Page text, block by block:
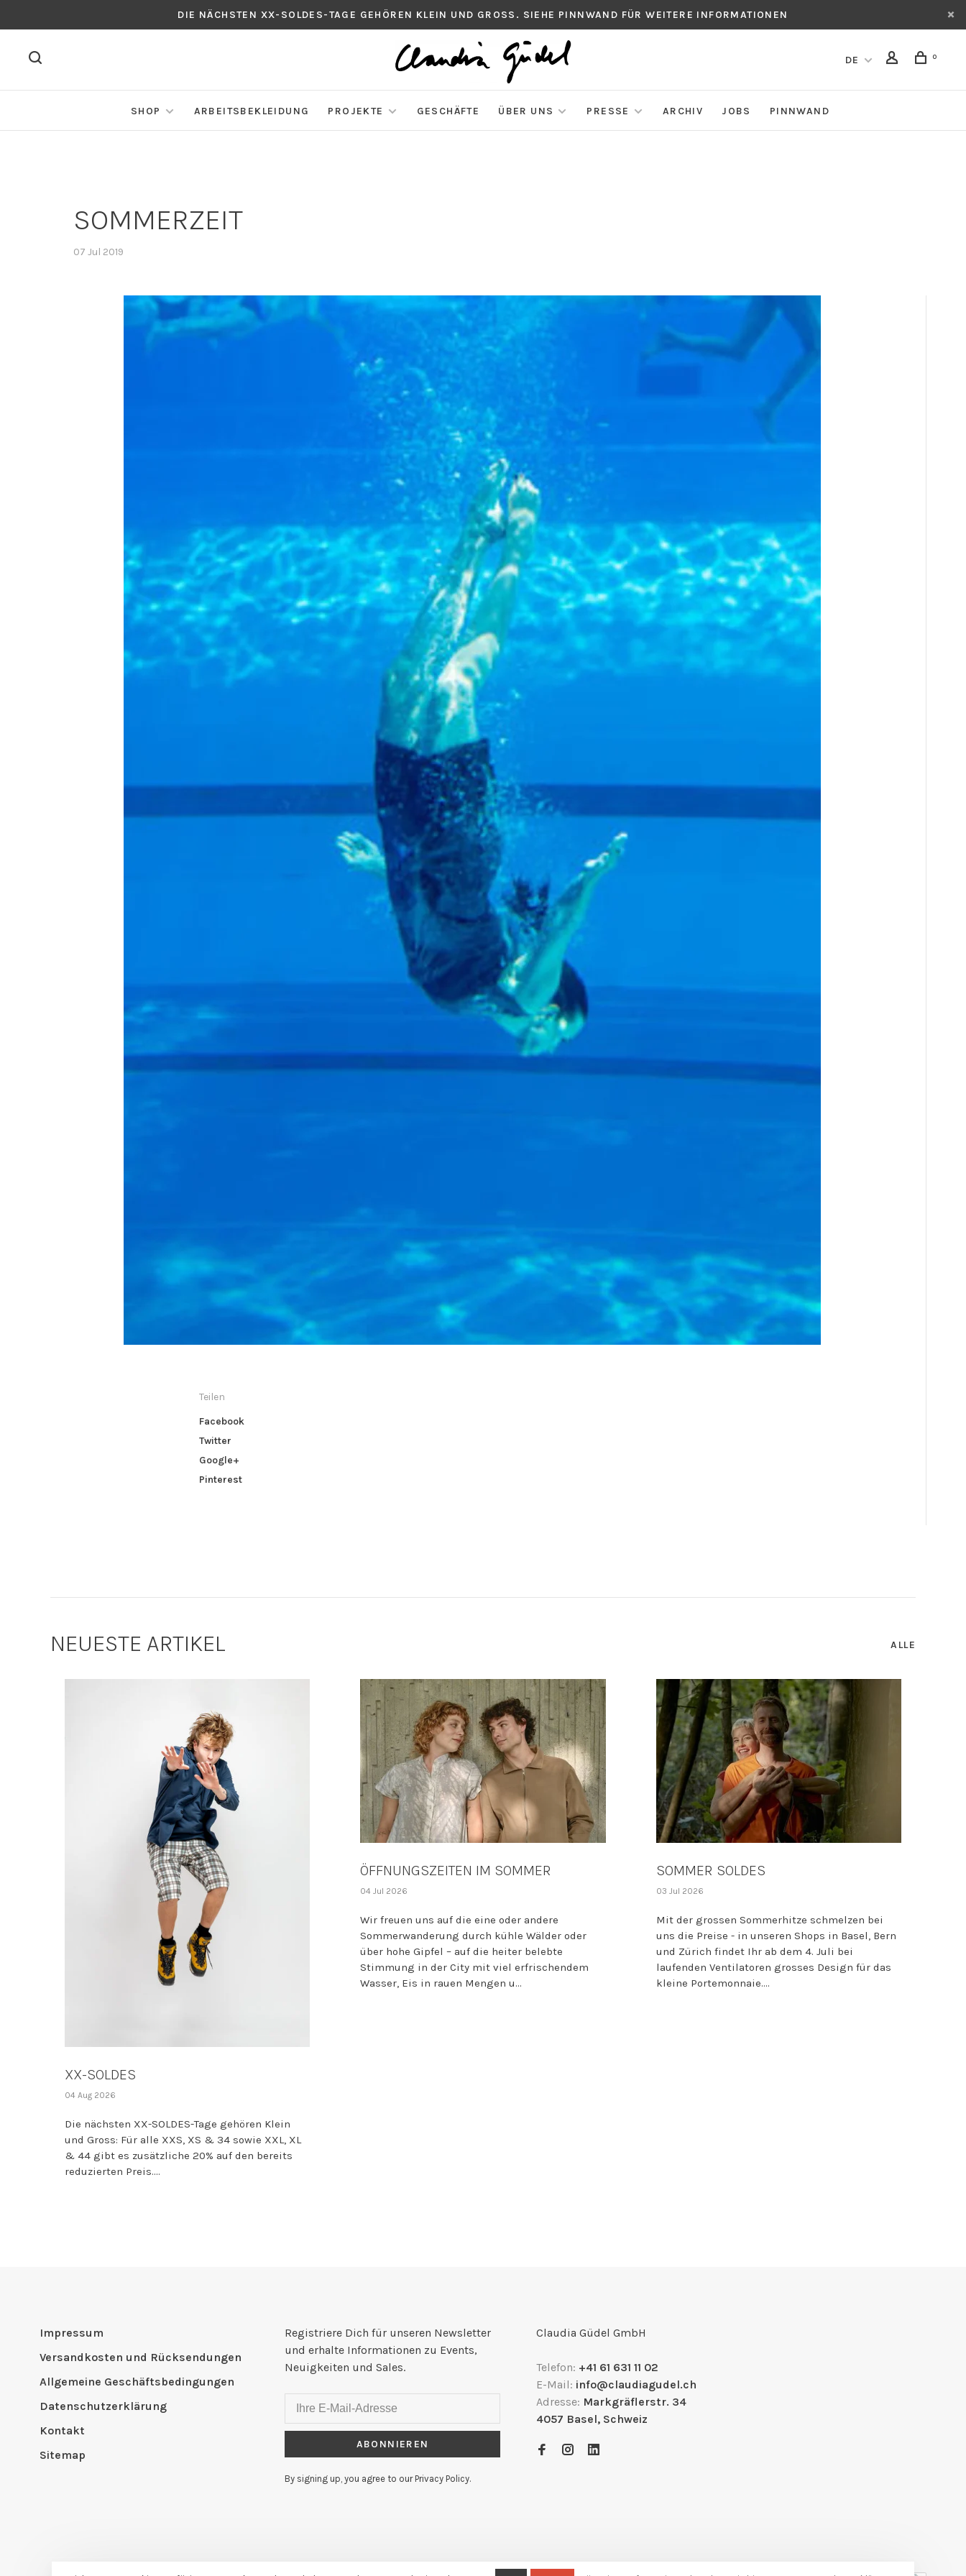
DIE NÄCHSTEN XX-SOLDES-TAGE GEHÖREN KLEIN UND GROSS. SIEHE PINNWAND FÜR WEITERE INFORMATIONEN
DE 0
SHOP ARBEITSBEKLEIDUNG PROJEKTE GESCHÄFTE ÜBER UNS PRESSE ARCHIV JOBS PINNWAND
SOMMERZEIT
07 Jul 2019
Teilen
Facebook
Twitter
Google+
Pinterest
NEUESTE ARTIKEL ALLE
XX-SOLDES
04 Aug 2026
Die nächsten XX-SOLDES-Tage gehören Klein
und Gross: Für alle XXS, XS & 34 sowie XXL, XL
& 44 gibt es zusätzliche 20% auf den bereits
reduzierten Preis....
ÖFFNUNGSZEITEN IM SOMMER
04 Jul 2026
Wir freuen uns auf die eine oder andere
Sommerwanderung durch kühle Wälder oder
über hohe Gipfel – auf die heiter belebte
Stimmung in der City mit viel erfrischendem
Wasser, Eis in rauen Mengen u...
SOMMER SOLDES
03 Jul 2026
Mit der grossen Sommerhitze schmelzen bei
uns die Preise - in unseren Shops in Basel, Bern
und Zürich findet Ihr ab dem 4. Juli bei
laufenden Ventilatoren grosses Design für das
kleine Portemonnaie....
Impressum
Versandkosten und Rücksendungen
Allgemeine Geschäftsbedingungen
Datenschutzerklärung
Kontakt
Sitemap
Registriere Dich für unseren Newsletter
und erhalte Informationen zu Events,
Neuigkeiten und Sales.
ABONNIEREN
By signing up, you agree to our Privacy Policy.
Claudia Güdel GmbH
Telefon: +41 61 631 11 02
E-Mail: info@claudiagudel.ch
Adresse: Markgräflerstr. 34
4057 Basel, Schweiz